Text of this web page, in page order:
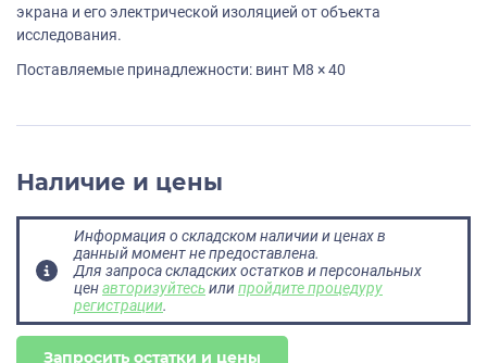
экрана и его электрической изоляцией от объекта
исследования.
Поставляемые принадлежности: винт M8 × 40
Наличие и цены
Информация о складском наличии и ценах в
данный момент не предоставлена.
Для запроса складских остатков и персональных
ценавторизуйтесьилипройдите процедуру
регистрации.
Запросить остатки и цены